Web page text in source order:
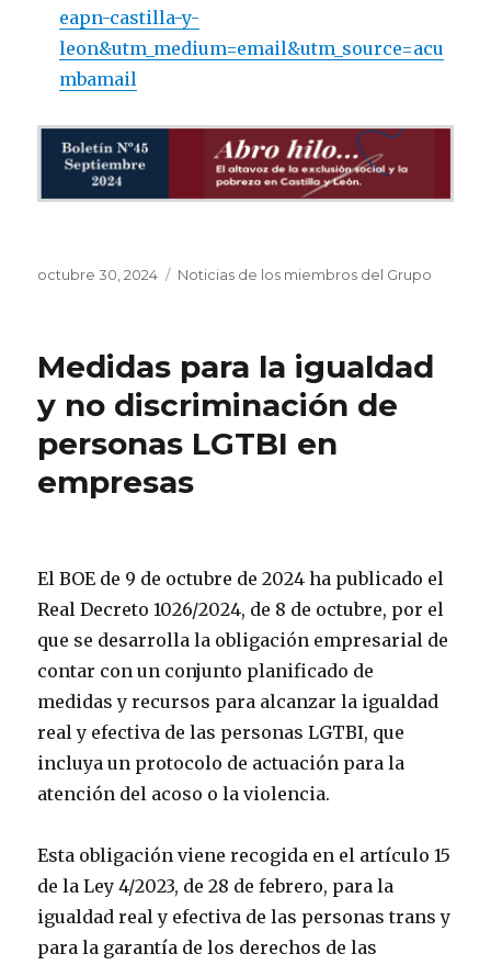
eapn-castilla-y-
leon&utm_medium=email&utm_source=acu
mbamail
Publicado
octubre 30, 2024 Categorías
Noticias de los miembros del Grupo
Medidas para la igualdad
y no discriminación de
personas LGTBI en
empresas
El BOE de 9 de octubre de 2024 ha publicado el
Real Decreto 1026/2024, de 8 de octubre, por el
que se desarrolla la obligación empresarial de
contar con un conjunto planificado de
medidas y recursos para alcanzar la igualdad
real y efectiva de las personas LGTBI, que
incluya un protocolo de actuación para la
atención del acoso o la violencia.
Esta obligación viene recogida en el artículo 15
de la Ley 4/2023, de 28 de febrero, para la
igualdad real y efectiva de las personas trans y
para la garantía de los derechos de las